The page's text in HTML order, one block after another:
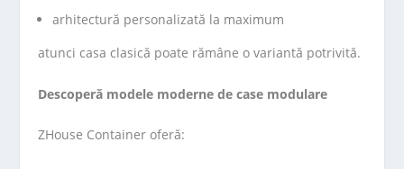
arhitectură personalizată la maximum
atunci casa clasică poate rămâne o variantă potrivită.
Descoperă modele moderne de case modulare
ZHouse Container oferă: